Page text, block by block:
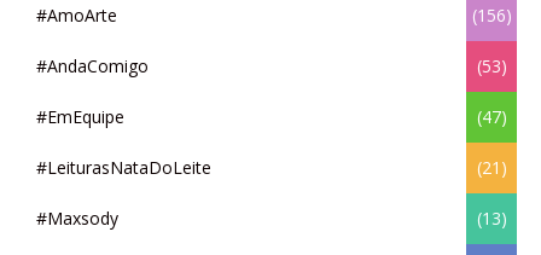
#AmoArte (156)
#AndaComigo (53)
#EmEquipe (47)
#LeiturasNataDoLeite (21)
#Maxsody (13)